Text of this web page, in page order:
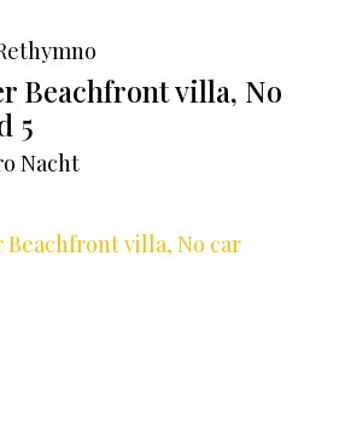
Beachfront villa, No
5
Nacht